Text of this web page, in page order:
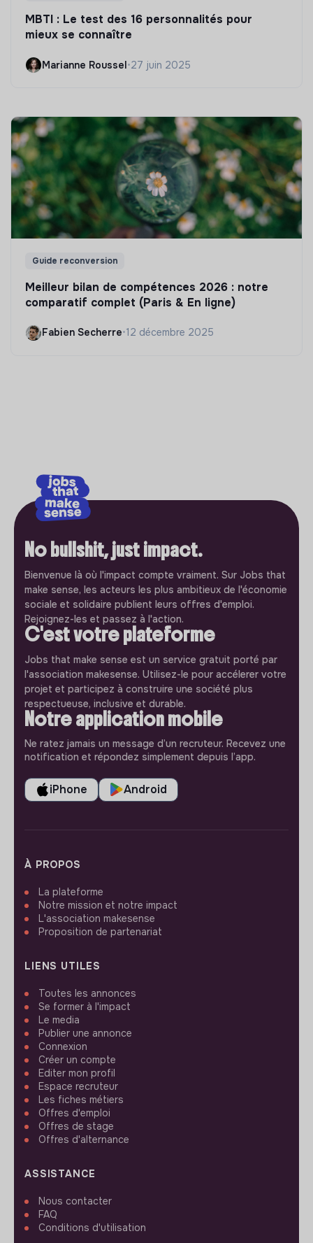
MBTI : Le test des 16 personnalités pour
mieux se connaître
Marianne Roussel•27 juin 2025
Guide reconversion
Meilleur bilan de compétences 2026 : notre
comparatif complet (Paris & En ligne)
Fabien Secherre•12 décembre 2025
No bullshit, just impact.
Bienvenue là où l'impact compte vraiment. Sur Jobs that
make sense, les acteurs les plus ambitieux de l'économie
sociale et solidaire publient leurs offres d'emploi.
Rejoignez-les et passez à l'action.
C'est votre plateforme
Jobs that make sense est un service gratuit porté par
l'association makesense. Utilisez-le pour accélerer votre
projet et participez à construire une société plus
respectueuse, inclusive et durable.
Notre application mobile
Ne ratez jamais un message d’un recruteur. Recevez une
notification et répondez simplement depuis l’app.
iPhone Android
À PROPOS
La plateforme
Notre mission et notre impact
L'association makesense
Proposition de partenariat
LIENS UTILES
Toutes les annonces
Se former à l'impact
Le media
Publier une annonce
Connexion
Créer un compte
Editer mon profil
Espace recruteur
Les fiches métiers
Offres d'emploi
Offres de stage
Offres d'alternance
ASSISTANCE
Nous contacter
FAQ
Conditions d'utilisation